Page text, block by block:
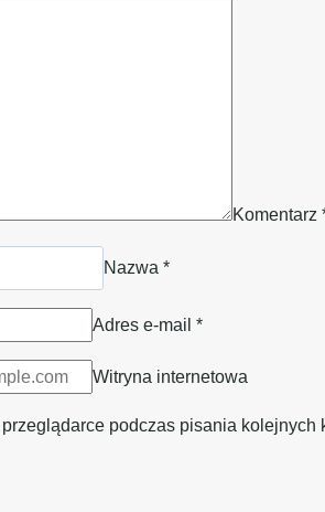
Komentarz
Nazwa *
Adres e-mail *
Witryna internetowa
podczas pisania kolejnych